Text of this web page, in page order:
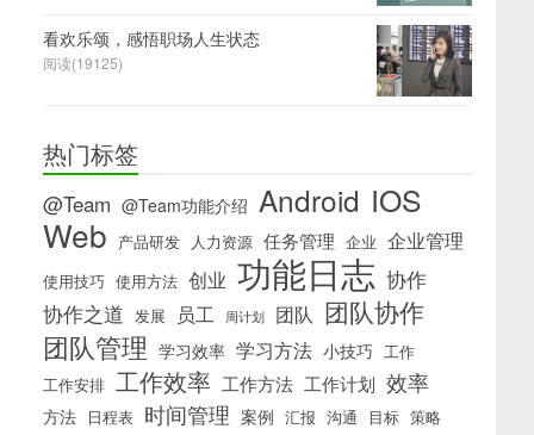
看欢乐颂，感悟职场人生状态
阅读(19125)
热门标签
@Team @Team功能介绍 Android IOS
Web 产品研发 人力资源 任务管理 企业 企业管理
使用技巧 使用方法 创业 功能日志 协作
协作之道 发展 员工 周计划 团队 团队协作
团队管理 学习效率 学习方法 小技巧 工作
工作安排 工作效率 工作方法 工作计划 效率
方法 日程表 时间管理 案例 汇报 沟通 目标 策略